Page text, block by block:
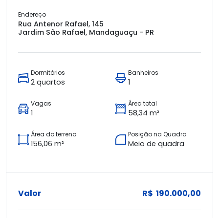
Endereço
Rua Antenor Rafael, 145
Jardim São Rafael, Mandaguaçu - PR
Dormitórios
2 quartos
Banheiros
1
Vagas
1
Área total
58,34 m²
Área do terreno
156,06 m²
Posição na Quadra
Meio de quadra
Valor R$ 190.000,00